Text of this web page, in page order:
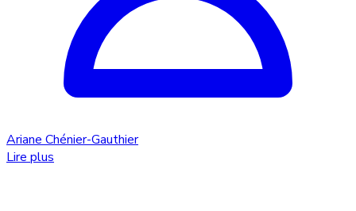
Ariane Chénier-Gauthier
Lire plus